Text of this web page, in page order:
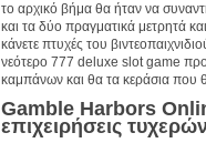
το αρχικό βήμα θα ήταν να
και τα δύο πραγματικά μετρητά
κάνετε πτυχές του
νεότερο 777 deluxe slot game
καμπάνων και θα τα κεράσια που
Gamble Harbors
επιχειρήσεις